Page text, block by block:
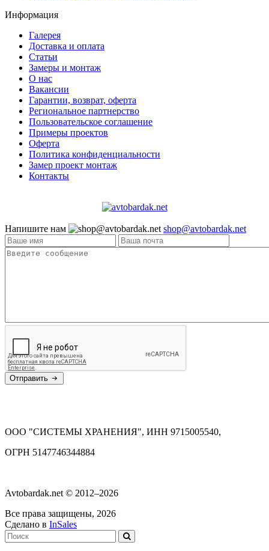
Информация
Галерея
Доставка и оплата
Статьи
Замеры и монтаж
О нас
Вакансии
Гарантии, возврат, оферта
Региональное партнерство
Пользовательское соглашение
Примеры проектов
Оферта
Политика конфиденциальности
Замер проект монтаж
Контакты
Напишите нам shop@avtobardak.net
Отправить
ООО "СИСТЕМЫ ХРАНЕНИЯ", ИНН 9715005540,
ОГРН 5147746344884
Avtobardak.net © 2012–2026
Все права защищены, 2026
Сделано в InSales